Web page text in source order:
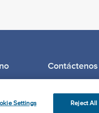
Contáctenos
Settings Reject All